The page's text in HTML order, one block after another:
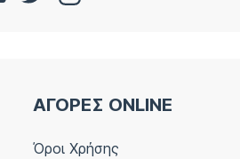
ΑΓΟΡΕΣ ONLINE
Όροι Χρήσης